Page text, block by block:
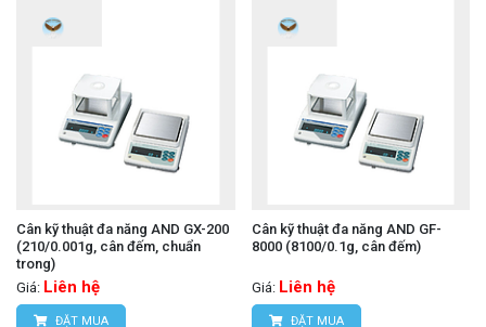
Cân kỹ thuật đa năng AND GX-200
(210/0.001g, cân đếm, chuẩn
trong)
Giá: Liên hệ
ĐẶT MUA
Cân kỹ thuật đa năng AND GF-
8000 (8100/0.1g, cân đếm)
Giá: Liên hệ
ĐẶT MUA